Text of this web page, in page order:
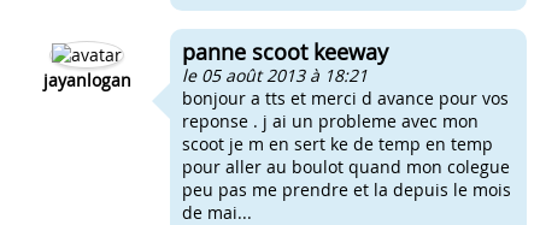
jayanlogan
panne scoot keeway
le 05 août 2013 à 18:21
bonjour a tts et merci d avance pour vos
reponse . j ai un probleme avec mon
scoot je m en sert ke de temp en temp
pour aller au boulot quand mon colegue
peu pas me prendre et la depuis le mois
de mai...